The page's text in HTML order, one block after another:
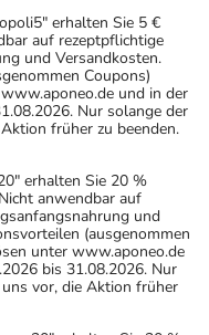
erhalten Sie 5 €
auf rezeptpflichtige
und Versandkosten.
Coupons)
und in der
Nur solange der
früher zu beenden.
erhalten Sie 20 %
anwendbar auf
und
(ausgenommen
unter www.aponeo.de
bis 31.08.2026. Nur
vor, die Aktion früher